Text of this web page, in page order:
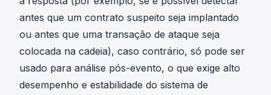
system,
innovatively
assets.
antes que um contrato suspeito seja implantado
ou antes que uma transação de ataque seja
colocada na cadeia), caso contrário, só pode ser
usado para análise pós-evento, o que exige alto
desempenho e estabilidade do sistema de